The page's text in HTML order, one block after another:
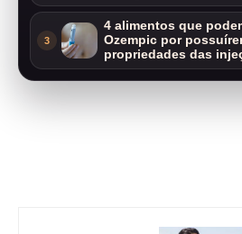
3
4 alimentos que
Ozempic por
propriedades das